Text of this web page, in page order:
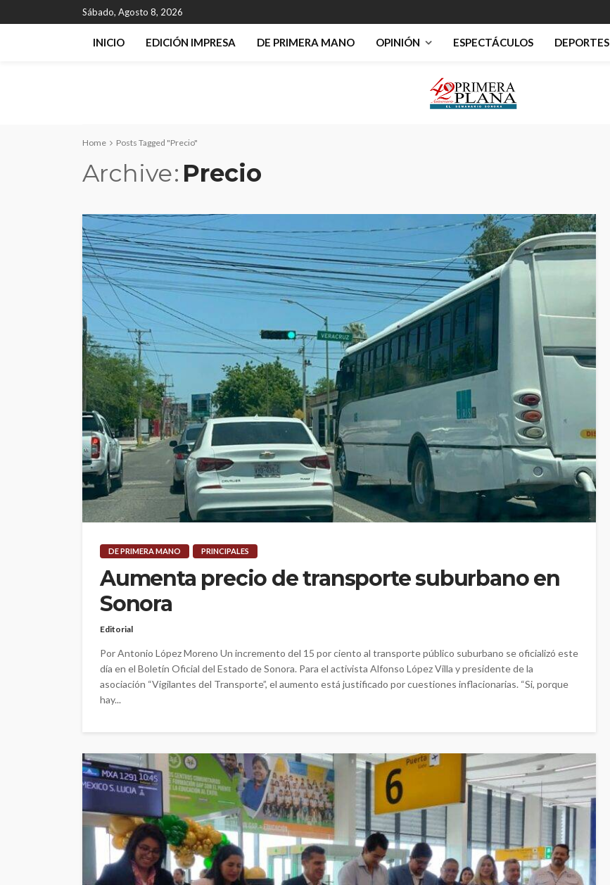
Sábado, Agosto 8, 2026
INICIO EDICIÓN IMPRESA DE PRIMERA MANO OPINIÓN ESPECTÁCULOS DEPORTES
Home Posts Tagged "Precio"
Archive Precio
DE PRIMERA MANO PRINCIPALES
Aumenta precio de transporte suburbano en
Sonora
Editorial
Por Antonio López Moreno Un incremento del 15 por ciento al transporte público suburbano se oficializó este
día en el Boletín Oficial del Estado de Sonora. Para el activista Alfonso López Villa y presidente de la
asociación “Vigilantes del Transporte”, el aumento está justificado por cuestiones inflacionarias. “Si, porque
hay...